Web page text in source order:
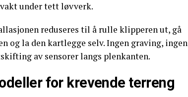
under tett løvverk.
reduseres til å rulle klipperen ut, gå
og la den kartlegge selv. Ingen graving, ingen
av sensorer langs plenkanten.
for krevende terreng